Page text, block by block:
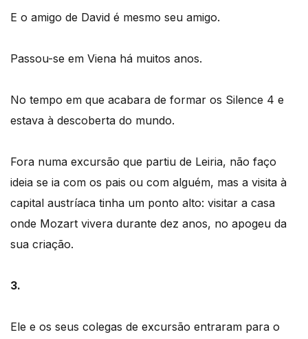
E o amigo de David é mesmo seu amigo.
Passou-se em Viena há muitos anos.
No tempo em que acabara de formar os Silence 4 e
estava à descoberta do mundo.
Fora numa excursão que partiu de Leiria, não faço
ideia se ia com os pais ou com alguém, mas a visita à
capital austríaca tinha um ponto alto: visitar a casa
onde Mozart vivera durante dez anos, no apogeu da
sua criação.
3.
Ele e os seus colegas de excursão entraram para o